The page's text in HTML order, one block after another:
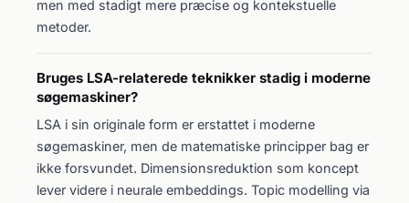
men med stadigt mere præcise og kontekstuelle
metoder.
Bruges LSA-relaterede teknikker stadig i moderne
søgemaskiner?
LSA i sin originale form er erstattet i moderne
søgemaskiner, men de matematiske principper bag er
ikke forsvundet. Dimensionsreduktion som koncept
lever videre i neurale embeddings. Topic modelling via